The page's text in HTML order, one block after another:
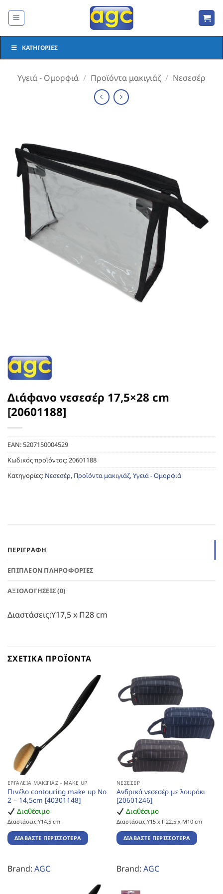
στο
ΚΑΤΗΓΟΡΊΕΣ
Υγειά - Ομορφιά / Προϊόντα μακιγιάζ / Νεσεσέρ
Διάφανο νεσεσέρ 17,5×28 cm
[20601188]
EAN:5207150004529
Κωδικός προϊόντος:20601188
Κατηγορίες: Νεσεσέρ, Προϊόντα μακιγιάζ,Υγειά - Ομορφιά
ΠΕΡΙΓΡΑΦΉ
ΕΠΙΠΛΈΟΝ ΠΛΗΡΟΦΟΡΊΕΣ
ΑΞΙΟΛΟΓΉΣΕΙΣ (0)
Διαστάσεις:Υ17,5 x Π28 cm
ΣΧΕΤΙΚΆ ΠΡΟΪΌΝΤΑ
ΕΡΓΑΛΕΊΑ ΜΑΚΙΓΙΆΖ - MAKE UP
Πινέλο contouring make up No
2 – 14,5cm [40301148]
Διαθέσιμο
Διαστάσεις:Υ14,5 cm
ΔΙΑΒΆΣΤΕ ΠΕΡΙΣΣΌΤΕΡΑ
Brand: AGC
ΝΕΣΕΣΈΡ
Ανδρικά νεσεσέρ με λουράκι
[20601246]
Διαθέσιμο
Διαστάσεις:Υ15 x Π22,5 x Μ10 cm
ΔΙΑΒΆΣΤΕ ΠΕΡΙΣΣΌΤΕΡΑ
Brand: AGC